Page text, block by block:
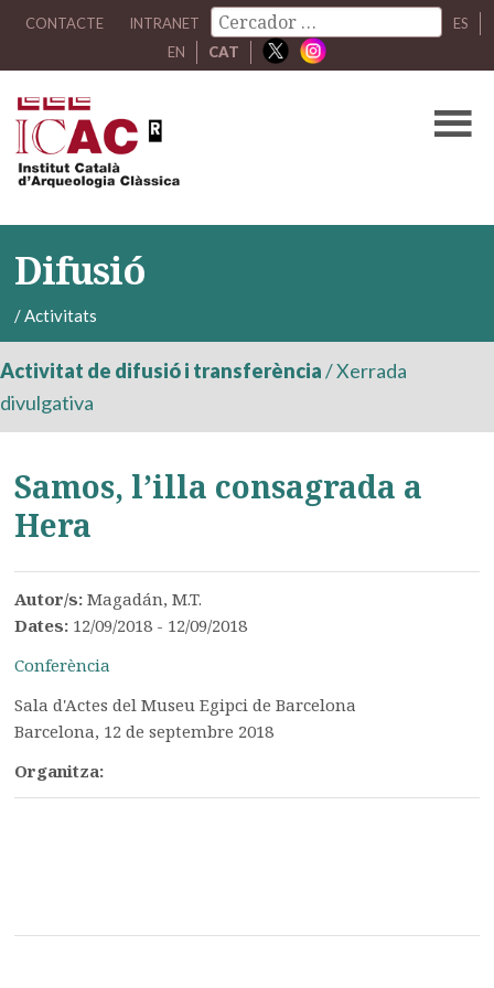
CONTACTE INTRANET
ES
EN
CAT
Difusió
/Activitats
Activitat de difusió i transferència/Xerrada
divulgativa
Samos, l’illa consagrada a
Hera
Autor/s:Magadán, M.T.
Dates: 12/09/2018 - 12/09/2018
Conferència
Sala d'Actes del Museu Egipci de Barcelona
Barcelona, 12 de septembre 2018
Organitza: